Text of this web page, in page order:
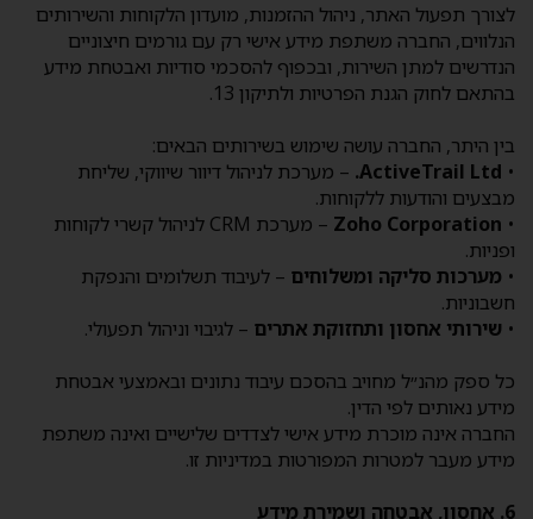
לצורך תפעול האתר, ניהול ההזמנות, מועדון הלקוחות והשירותים
הנלווים, החברה משתפת מידע אישי רק עם גורמים חיצוניים
הנדרשים למתן השירות, ובכפוף להסכמי סודיות ואבטחת מידע
בהתאם לחוק הגנת הפרטיות ולתיקון 13.
בין היתר, החברה עושה שימוש בשירותים הבאים:
•
ActiveTrail Ltd. – מערכת לניהול דיוור שיווקי, שליחת
מבצעים והודעות ללקוחות.
•
Zoho Corporation
– מערכת CRM לניהול קשרי לקוחות
ופניות.
• מערכות סליקה ומשלוחים – לעיבוד תשלומים והנפקת
חשבוניות.
• שירותי אחסון ותחזוקת אתרים – לגיבוי וניהול תפעולי.
כל ספק מהנ״ל מחויב בהסכם עיבוד נתונים ובאמצעי אבטחת
מידע נאותים לפי הדין.
החברה אינה מוכרת מידע אישי לצדדים שלישיים ואינה משתפת
מידע מעבר למטרות המפורטות במדיניות זו.
6. אחסון, אבטחה ושמירת מידע